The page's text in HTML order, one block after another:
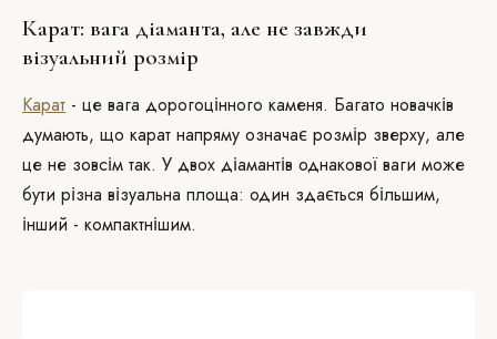
Карат: вага діаманта, але не завжди
візуальний розмір
Карат - це вага дорогоцінного каменя. Багато новачків
думають, що карат напряму означає розмір зверху, але
це не зовсім так. У двох діамантів однакової ваги може
бути різна візуальна площа: один здається більшим,
інший - компактнішим.